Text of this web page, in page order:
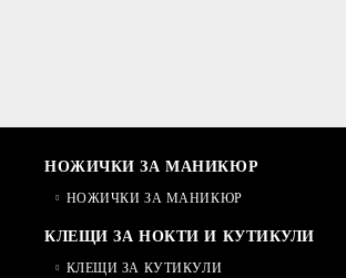
НОЖИЧКИ ЗА МАНИКЮР
НОЖИЧКИ ЗА МАНИКЮР
КЛЕЩИ ЗА НОКТИ И КУТИКУЛИ
КЛЕЩИ ЗА КУТИКУЛИ